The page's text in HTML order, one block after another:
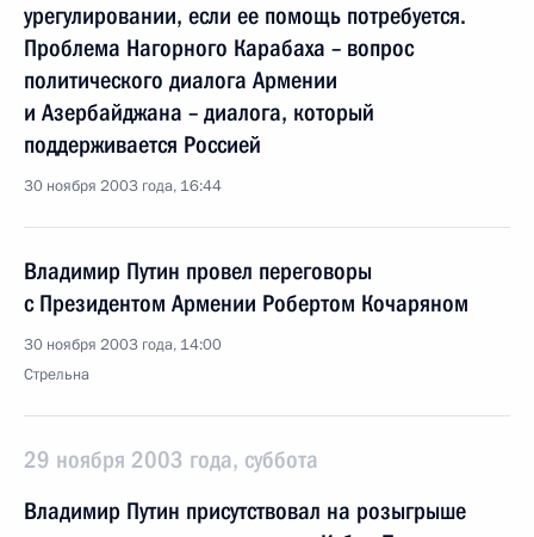
урегулировании, если ее помощь потребуется.
Проблема Нагорного Карабаха – вопрос
политического диалога Армении
и Азербайджана – диалога, который
поддерживается Россией
30 ноября 2003 года, 16:44
Владимир Путин провел переговоры
с Президентом Армении Робертом Кочаряном
30 ноября 2003 года, 14:00
Стрельна
29 ноября 2003 года, суббота
Владимир Путин присутствовал на розыгрыше